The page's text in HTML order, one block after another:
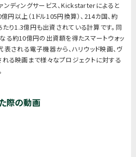
ンディングサービス、Kickstarterによると
以上（1ドル105円換算）、214カ国、約
り1.3億円も出資されている計算です。同
る約10億円の出資額を得たスマートウォッ
表される電子機器から、ハリウッド映画、ヴ
れる映画まで様々なプロジェクトに対する
際の動画